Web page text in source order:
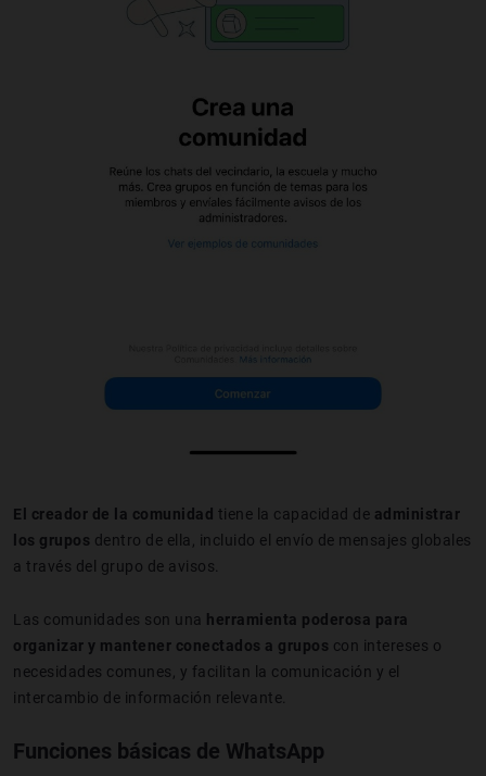
El creador de la comunidad tiene la capacidad de administrar
los grupos dentro de ella, incluido el envío de mensajes globales
a través del grupo de avisos.
Las comunidades son una
herramienta poderosa para
organizar y mantener conectados a grupos con intereses o
necesidades comunes, y facilitan la comunicación y el
intercambio de información relevante.
Funciones básicas de WhatsApp